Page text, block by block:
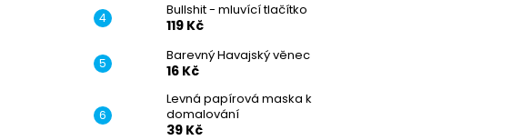
Bullshit - mluvící tlačítko
119 Kč
Barevný Havajský věnec
16 Kč
Levná papírová maska k
domalování
39 Kč